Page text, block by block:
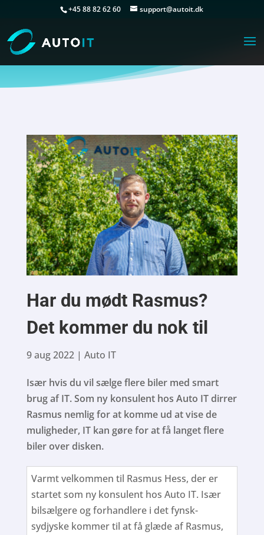
+45 88 82 62 60 support@autoit.dk
Har du mødt Rasmus?
Det kommer du nok til
9 aug 2022| Auto IT
Især hvis du vil sælge flere biler med smart
brug af IT. Som ny konsulent hos Auto IT dirrer
Rasmus nemlig for at komme ud at vise de
muligheder, IT kan gøre for at få langet flere
biler over disken.
Varmt velkommen til Rasmus Hess, der er
startet som ny konsulent hos Auto IT. Især
bilsælgere og forhandlere i det fynsk-
sydjyske kommer til at få glæde af Rasmus,